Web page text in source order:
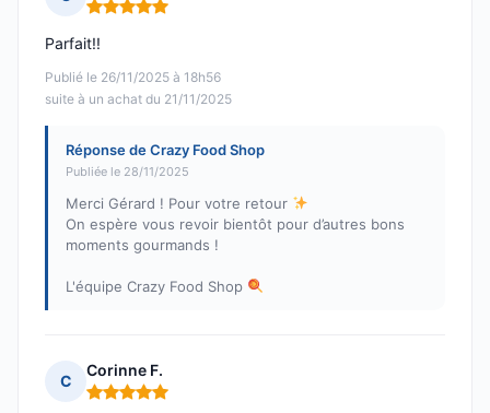
Note : 5 sur 5
Publié le 26/11/2025 à 18h56
suite à un achat du 21/11/2025
Parfait!!
Réponse de Crazy Food Shop
Publiée le 28/11/2025
Merci Gérard ! Pour votre retour
On espère vous revoir bientôt pour d’autres bons
moments gourmands !
L'équipe Crazy Food Shop
C
Corinne F.
Note : 5 sur 5